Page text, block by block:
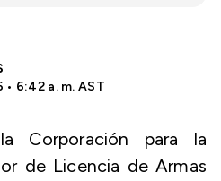
6:42 a. m. AST
Corporación para la
de Licencia de Armas